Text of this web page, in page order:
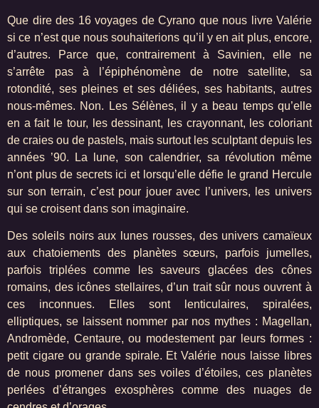
Que dire des 16 voyages de Cyrano que nous livre Valérie
si ce n’est que nous souhaiterions qu’il y en ait plus, encore,
d’autres. Parce que, contrairement à Savinien, elle ne
s’arrête pas à l’épiphénomène de notre satellite, sa
rotondité, ses pleines et ses déliées, ses habitants, autres
nous-mêmes. Non. Les Sélènes, il y a beau temps qu’elle
en a fait le tour, les dessinant, les crayonnant, les coloriant
de craies ou de pastels, mais surtout les sculptant depuis les
années ’90. La lune, son calendrier, sa révolution même
n’ont plus de secrets ici et lorsqu’elle défie le grand Hercule
sur son terrain, c’est pour jouer avec l’univers, les univers
qui se croisent dans son imaginaire.
Des soleils noirs aux lunes rousses, des univers camaïeux
aux chatoiements des planètes sœurs, parfois jumelles,
parfois triplées comme les saveurs glacées des cônes
romains, des icônes stellaires, d’un trait sûr nous ouvrent à
ces inconnues. Elles sont lenticulaires, spiralées,
elliptiques, se laissent nommer par nos mythes : Magellan,
Andromède, Centaure, ou modestement par leurs formes :
petit cigare ou grande spirale. Et Valérie nous laisse libres
de nous promener dans ses voiles d’étoiles, ces planètes
perlées d’étranges exosphères comme des nuages de